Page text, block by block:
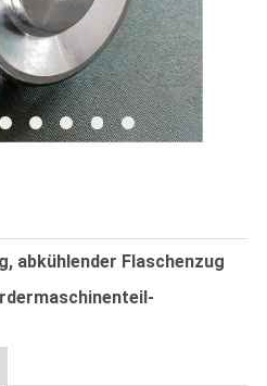
abkühlender Flaschenzug